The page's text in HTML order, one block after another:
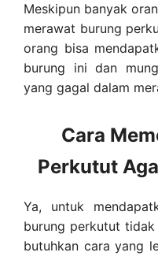
Meskipun banyak
merawat burung
orang bisa
burung ini dan
yang gagal dalam
Cara
Perkutut
Ya, untuk
burung perkutut
butuhkan cara yang